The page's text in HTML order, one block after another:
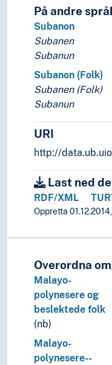
På andre
Subanon
Subanen
Subanun
Subanon (Folk)
Subanen (Folk)
Subanun
URI
http://
Last ned
RDF/XML
Oppretta
Overordna
Malayo-
polynesere og
beslektede folk
(nb)
Malayo-
polynesere--